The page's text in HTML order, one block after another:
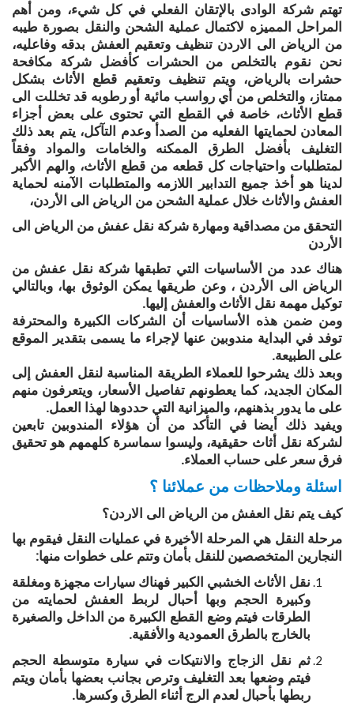
تهتم شركة الوادى بالإتقان الفعلي في كل شيء، ومن أهم
المراحل المميزه لاكتمال عملية الشحن والنقل بصورة طيبه
من الرياض الى الاردن تنظيف وتعقيم العفش بدقه وفاعليه،
نحن نقوم بالتخلص من الحشرات كأفضل شركة مكافحة
حشرات بالرياض، ويتم تنظيف وتعقيم قطع الأثاث بشكل
ممتاز، والتخلص من أي رواسب مائية أو رطوبه قد تخللت الى
قطع الأثاث، خاصة في القطع التي تحتوى على بعض أجزاء
المعادن لحمايتها الفعليه من الصدأ وعدم التآكل، يتم بعد ذلك
التغليف بأفضل الطرق الممكنه والخامات والمواد وفقاً
لمتطلبات واحتياجات كل قطعه من قطع الأثاث، والهم الأكبر
لدينا هو أخذ جميع التدابير اللازمه والمتطلبات الآمنه لحماية
العفش والأثاث خلال عملية الشحن من الرياض الى الأردن،
التحقق من مصداقية ومهارة شركة نقل عفش من الرياض الى
الأردن
ھناك عدد من الأساسیات التي تطبقھا شركة نقل عفش من
الرياض الى الأردن ، وعن طريقھا يمكن الوثوق بھا، وبالتالي
توكیل مھمة نقل الأثاث والعفش إلیھا.
ومن ضمن ھذه الأساسیات أن الشركات الكبیرة والمحترفة
توفد في البداية مندوبین عنھا لإجراء ما يسمى بتقدير الموقع
على الطبیعة.
وبعد ذلك يشرحوا للعملاء الطريقة المناسبة لنقل العفش إلى
المكان الجديد، كما يعطونھم تفاصیل الأسعار، ويتعرفون منھم
على ما يدور بذھنھم، والمیزانیة التي حددوھا لھذا العمل.
ويفید ذلك أيضا في التأكد من أن ھؤلاء المندوبین تابعین
لشركة نقل أثاث حقیقیة، ولیسوا سماسرة كلھمھم ھو تحقیق
فرق سعر على حساب العملاء.
اسئلة وملاحظات من عملائنا ؟
كيف يتم نقل العفش من الرياض الى الاردن؟
مرحلة النقل هي المرحلة الأخيرة في عمليات النقل فيقوم بها
النجارين المتخصصين للنقل بأمان وتتم على خطوات منها:
نقل الأثاث الخشبي الكبير فهناك سيارات مجهزة ومغلقة
وكبيرة الحجم وبها أحبال لربط العفش لحمايته من
الطرقات فيتم وضع القطع الكبيرة من الداخل والصغيرة
بالخارج بالطرق العمودية والأفقية.
ثم نقل الزجاج والانتيكات في سيارة متوسطة الحجم
فيتم وضعها بعد التغليف وترص بجانب بعضها بأمان ويتم
ربطها بأحبال لعدم الرج أثناء الطرق وكسرها.